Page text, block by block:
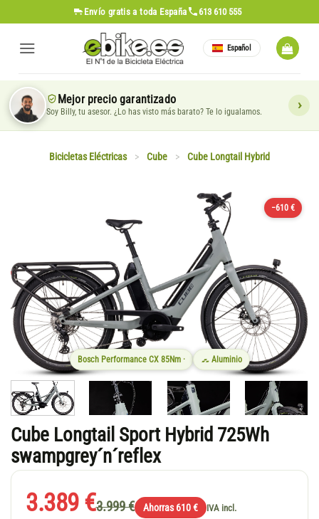
al
contenido
Envío gratis a toda España 613 610 555
Español
Mejor precio garantizado
Soy Billy, tu asesor. ¿Lo has visto más barato? Te lo igualamos.
Bicicletas Eléctricas > Cube > Cube Longtail Hybrid
−610 €
Bosch Performance CX 85Nm · Aluminio
Cube Longtail Sport Hybrid 725Wh
swampgrey´n´reflex
3.389 €3.999 € Ahorras 610 € IVA incl.